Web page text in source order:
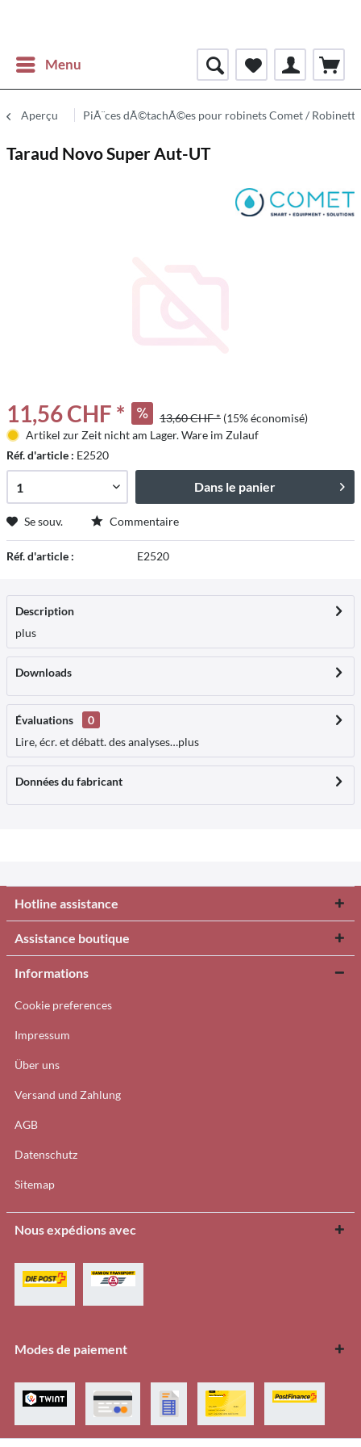
Menu
Aperçu PiÃ¨ces dÃ©tachÃ©es pour robinets Comet /
Taraud Novo Super Aut-UT
11,56 CHF * 13,60 CHF * (15% économisé)
Artikel zur Zeit nicht am Lager. Ware im Zulauf
Réf. d'article : E2520
Dans le panier
Se souv. Commentaire
Réf. d'article : E2520
Description
plus
Downloads
Évaluations
0
Lire, écr. et débatt. des analyses…plus
Données du fabricant
Hotline assistance
Assistance boutique
Informations
Cookie preferences
Impressum
Über uns
Versand und Zahlung
AGB
Datenschutz
Sitemap
Nous expédions avec
Modes de paiement